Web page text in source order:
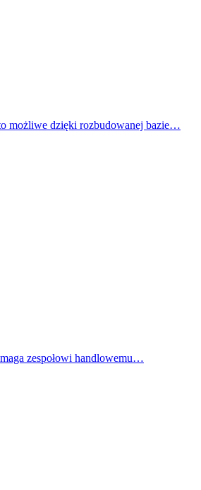
możliwe dzięki rozbudowanej bazie…
zespołowi handlowemu…